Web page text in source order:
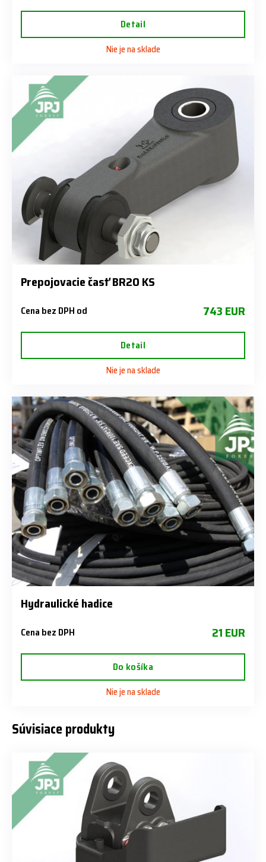
Detail
Nie je na sklade
Prepojovacie časť BR20 KS
Cena bez DPH od 743 EUR
Detail
Nie je na sklade
Hydraulické hadice
Cena bez DPH 21 EUR
Do košíka
Nie je na sklade
Súvisiace produkty